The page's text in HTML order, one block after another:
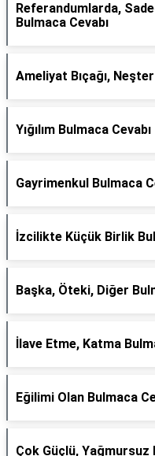
Referandumlarda,
Bulmaca Cevabı
Ameliyat Bıçağı,
Yığılım Bulmaca Cevabı
Gayrimenkul Bulmaca
İzcilikte Küçük Birlik
Başka, Öteki, Diğer
İlave Etme, Katma
Eğilimi Olan Bulmaca
Çok Güçlü, Yağmursuz